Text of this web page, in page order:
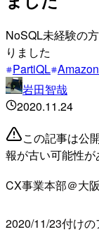
NoSQL未経験の
りました
PartiQL
岩田智哉
2020.11.24
この記事は公
報が古い可能性が
CX事業本部＠大
2020/11/23付け